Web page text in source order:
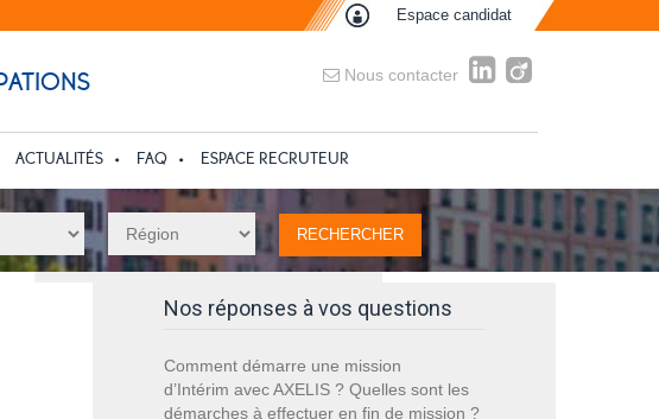
Espace candidat
Nous contacter
ACTUALITÉS FAQ ESPACE RECRUTEUR
Nos réponses à vos questions
Comment démarre une mission
d’Intérim avec AXELIS ? Quelles sont les
démarches à effectuer en fin de mission ?